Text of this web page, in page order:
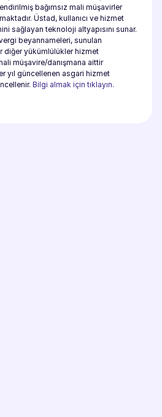
bağımsız mali müşavirler
Üstad, kullanıcı ve hizmet
sağlayan teknoloji altyapısını sunar.
beyannameleri, sunulan
diğer yükümlülükler hizmet
müşavire/danışmana aittir
yıl güncellenen asgari hizmet
Bilgi almak için tıklayın.